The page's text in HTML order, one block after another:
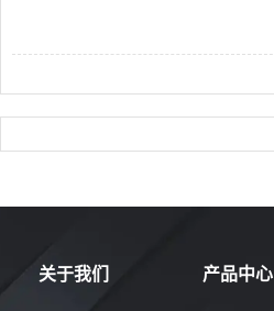
关于我们 产品中心